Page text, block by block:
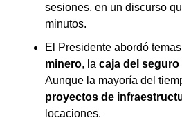
sesiones, en un discurso
minutos.
El Presidente abordó
minero, la caja del seguro
Aunque la mayoría del
proyectos de
locaciones.